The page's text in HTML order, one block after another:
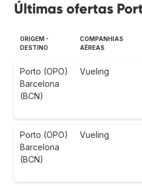
Últimas ofertas
ORIGEM -
DESTINO
COMPANHIAS
AÉREAS
Porto (OPO)
Barcelona
(BCN)
Vueling
Porto (OPO)
Barcelona
(BCN)
Vueling